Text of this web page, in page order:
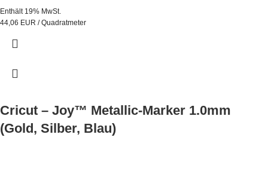
Enthält 19% MwSt.
44,06 EUR / Quadratmeter
Cricut – Joy™ Metallic-Marker 1.0mm
(Gold, Silber, Blau)